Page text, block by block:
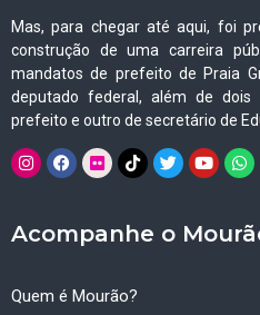
Mas, para chegar até aqui, foi
construção de uma carreira
mandatos de prefeito de Praia
deputado federal, além de
prefeito e outro de secretário de
Acompanhe o
Quem é Mourão?